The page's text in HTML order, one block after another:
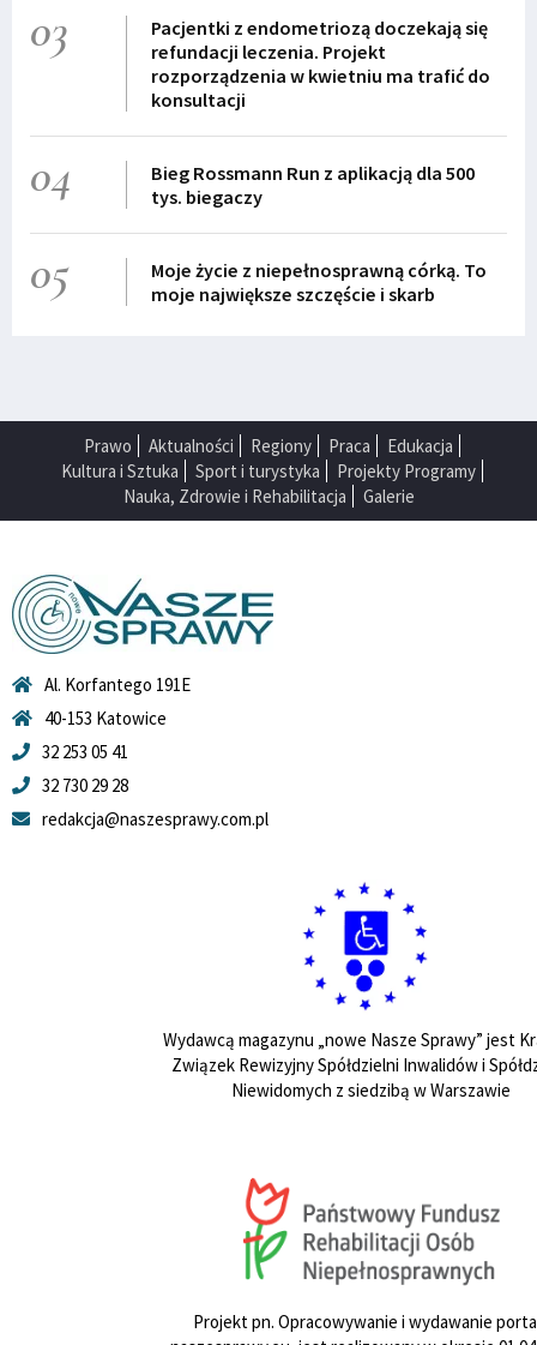
03
Pacjentki z endometriozą doczekają się
refundacji leczenia. Projekt
rozporządzenia w kwietniu ma trafić do
konsultacji
04
Bieg Rossmann Run z aplikacją dla 500
tys. biegaczy
05
Moje życie z niepełnosprawną córką. To
moje największe szczęście i skarb
Prawo Aktualności Regiony Praca
Edukacja
Kultura i Sztuka
Sport i turystyka
Projekty Programy
Nauka, Zdrowie i Rehabilitacja
Galerie
Al. Korfantego 191E
40-153 Katowice
32 253 05 41
32 730 29 28
redakcja@naszesprawy.com.pl
Wydawcą magazynu „nowe Nasze Sprawy” jest
Związek Rewizyjny Spółdzielni Inwalidów i
Niewidomych z siedzibą w Warszawie
Projekt pn. Opracowywanie i wydawanie